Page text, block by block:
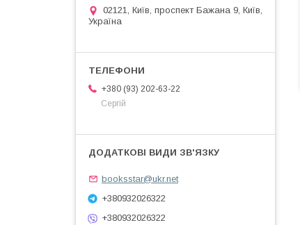
02121, Київ, проспект Бажана 9, Київ,
Україна
+380 (93) 202-63-22
Сергій
booksstar@ukr.net
+380932026322
+380932026322